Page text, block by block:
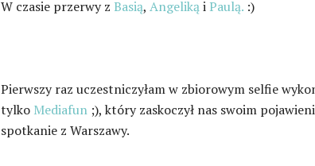
W czasie przerwy z Basią, AngelikąiPaulą. :)
Pierwszy raz uczestniczyłam w zbiorowym selfie
tylko Mediafun ;), który zaskoczył nas swoim
spotkanie z Warszawy.